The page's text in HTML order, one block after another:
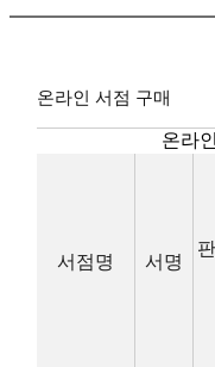
온라인 서점 구매
온라
서점명 서명